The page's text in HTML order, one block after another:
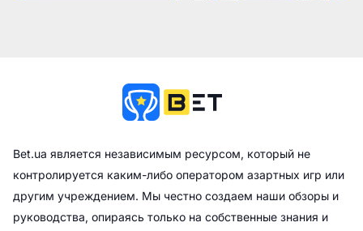
Bet.ua является независимым ресурсом, который не
контролируется каким-либо оператором азартных игр или
другим учреждением. Мы честно создаем наши обзоры и
руководства, опираясь только на собственные знания и